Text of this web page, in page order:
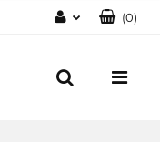
Zarejestruj się
(0)